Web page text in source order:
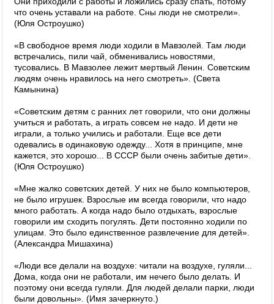
что очень уставали на работе. Сны люди не смотрели».
(Юля Остроушко)
«В свободное время люди ходили в Мавзолей. Там люди
встречались, пили чай, обменивались новостями,
тусовались. В Мавзолее лежит мертвый Ленин. Советским
людям очень нравилось на него смотреть». (Света
Камынина)
«Советским детям с ранних лет говорили, что они должны
учиться и работать, а играть совсем не надо. И дети не
играли, а только учились и работали. Еще все дети
одевались в одинаковую одежду... Хотя в принципе, мне
кажется, это хорошо... В СССР были очень забитые дети».
(Юля Остроушко)
«Мне жалко советских детей. У них не было компьютеров,
не было игрушек. Взрослые им всегда говорили, что надо
много работать. А когда надо было отдыхать, взрослые
говорили им сходить погулять. Дети постоянно ходили по
улицам. Это было единственное развлечение для детей».
(Александра Мишахина)
«Люди все делали на воздухе: читали на воздухе, гуляли...
Дома, когда они не работали, им нечего было делать. И
поэтому они всегда гуляли. Для людей делали парки, люди
были довольны». (Имя зачеркнуто.)